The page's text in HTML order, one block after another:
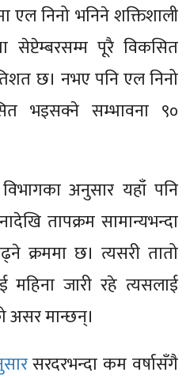
एल निनो भनिने शक्तिशाली
सेप्टेम्बरसम्म पूरै विकसित
छ। नभए पनि एल निनो
भइसक्ने सम्भावना ९०
अनुसार यहाँ पनि
तापक्रम सामान्यभन्दा
क्रममा छ। त्यसरी तातो
जारी रहे त्यसलाई
असर मान्छन्।
सरदरभन्दा कम वर्षासँगै